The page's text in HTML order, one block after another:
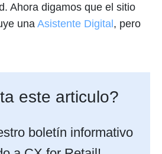
Ahora digamos que el sitio
una Asistente Digital, pero
este articulo?
boletín informativo